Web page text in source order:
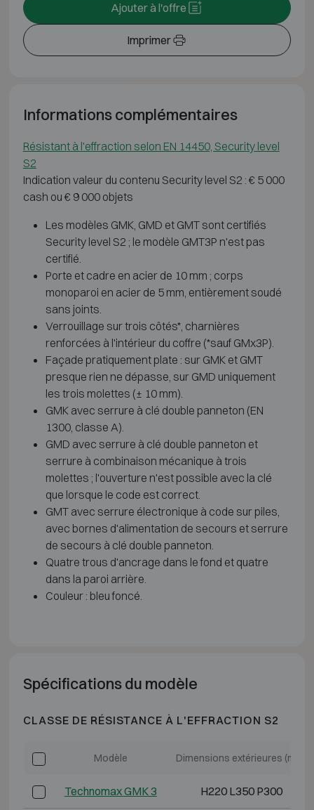
Imprimer
Ajouter à l'offre
Informations complémentaires
Résistant à l'effraction selon EN 14450, Security level
S2
Indication valeur du contenu Security level S2 : € 5 000
cash ou € 9 000 objets
Les modèles GMK, GMD et GMT sont certifiés
Security level S2 ; le modèle GMT3P n'est pas
certifié.
Porte et cadre en acier de 10 mm ; corps
monoparoi en acier de 5 mm, entièrement soudé
sans joints.
Verrouillage sur trois côtés*, charnières
renforcées à l'intérieur du coffre (*sauf GMx3P).
Façade pratiquement plate : sur GMK et GMT
presque rien ne dépasse, sur GMD uniquement
les trois molettes (± 10 mm).
GMK avec serrure à clé double panneton (EN
1300, classe A).
GMD avec serrure à clé double panneton et
serrure à combinaison mécanique à trois
molettes ; l'ouverture n'est possible avec la clé
que lorsque le code est correct.
GMT avec serrure électronique à code sur piles,
avec bornes d'alimentation de secours et serrure
de secours à clé double panneton.
Quatre trous d'ancrage dans le fond et quatre
dans la paroi arrière.
Couleur : bleu foncé.
Spécifications du modèle
CLASSE DE RÉSISTANCE À L'EFFRACTION S2
Modèle Dimensions extérieures (mm)
Technomax GMK 3 H220 L350 P300